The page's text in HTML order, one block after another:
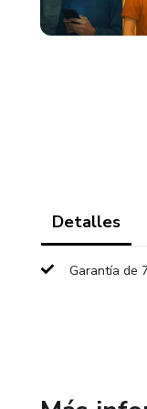
Detalles
Garantía de